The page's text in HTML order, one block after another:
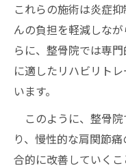
これらの施術は炎症
んの負担を軽減しな
らに、整骨院では専
に適したリハビリト
います。
このように、整骨
り、慢性的な肩関節
合的に改善していくこ